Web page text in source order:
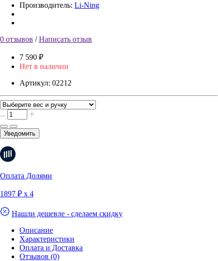
Производитель: Li-Ning
0 отзывов /Написать отзыв
7 590 ₽
Нет в наличии
Артикул: 02212
Уведомить
Оплата Долями
1897 ₽ х 4
Нашли дешевле - сделаем скидку
Описание
Характеристики
Оплата и Доставка
Отзывов (0)